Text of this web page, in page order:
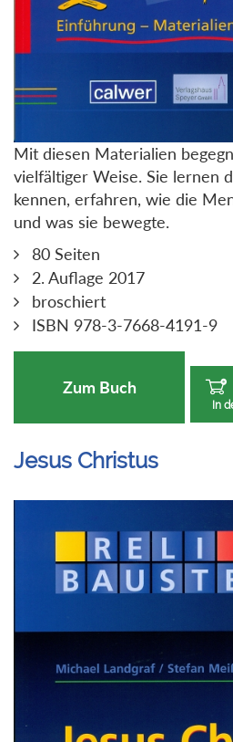
Mit diesen Materialien
vielfältiger Weise. Sie lernen
kennen, erfahren, wie die
und was sie bewegte.
80 Seiten
2. Auflage 2017
broschiert
ISBN 978-3-7668-4191-9
Zum Buch
In
Jesus Christus